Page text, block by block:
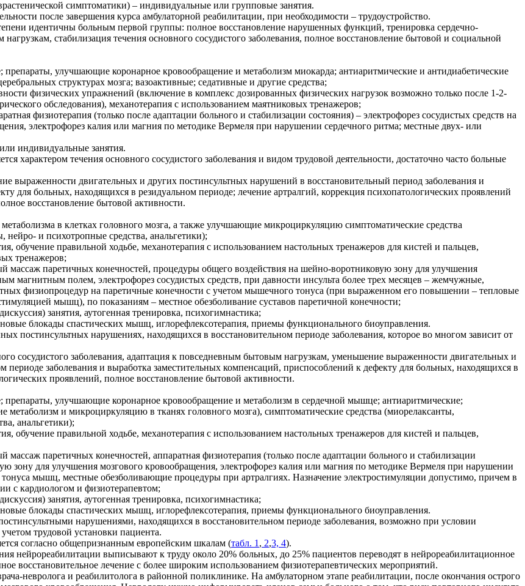
симптоматики) – индивидуальные или групповые занятия.
после завершения курса амбулаторной реабилитации, при необходимости – трудоустройство.
идентичны больным первой группы: полное восстановление нарушенных функций, тренировка сердечно-
стабилизация течения основного сосудистого заболевания, полное восстановление бытовой и социальной
препараты, улучшающие коронарное кровообращение и метаболизм миокарда; антиаритмические и антидиабетические
структурах мозга; вазоактивные; седативные и другие средства;
физических упражнений (включение в комплекс дозированных физических нагрузок возможно только после 1-2-
обследования), механотерапия с использованием маятниковых тренажеров;
физиотерапия (только после адаптации больного и стабилизации состояния) – электрофорез сосудистых средств на
электрофорез калия или магния по методике Вермеля при нарушении сердечного ритма; местные двух- или
индивидуальные занятия.
характером течения основного сосудистого заболевания и видом трудовой деятельности, достаточно часто больные
выраженности двигательных и других постинсультных нарушений в восстановительный период заболевания и
для больных, находящихся в резидуальном периоде; лечение артралгий, коррекция психопатологических проявлений
восстановление бытовой активности.
в клетках головного мозга, а также улучшающие микроциркуляцию симптоматические средства
и психотропные средства, анальгетики);
обучение правильной ходьбе, механотерапия с использованием настольных тренажеров для кистей и пальцев,
тренажеров;
массаж паретичных конечностей, процедуры общего воздействия на шейно-воротниковую зону для улучшения
магнитным полем, электрофорез сосудистых средств, при давности инсульта более трех месяцев – жемчужные,
физиопроцедур на паретичные конечности с учетом мышечного тонуса (при выраженном его повышении – тепловые
мышц), по показаниям – местное обезболивание суставов паретичной конечности;
занятия, аутогенная тренировка, психогимнастика;
блокады спастических мышц, иглорефлексотерапия, приемы функционального биоуправления.
постинсультных нарушениях, находящихся в восстановительном периоде заболевания, которое во многом зависит от
сосудистого заболевания, адаптация к повседневным бытовым нагрузкам, уменьшение выраженности двигательных и
заболевания и выработка заместительных компенсаций, приспособлений к дефекту для больных, находящихся в
проявлений, полное восстановление бытовой активности.
препараты, улучшающие коронарное кровообращение и метаболизм в сердечной мышце; антиаритмические;
и микроциркуляцию в тканях головного мозга), симптоматические средства (миорелаксанты,
анальгетики);
обучение правильной ходьбе, механотерапия с использованием настольных тренажеров для кистей и пальцев,
паретичных конечностей, аппаратная физиотерапия (только после адаптации больного и стабилизации
зону для улучшения мозгового кровообращения, электрофорез калия или магния по методике Вермеля при нарушении
мышц, местные обезболивающие процедуры при артралгиях. Назначение электростимуляции допустимо, причем в
с кардиологом и физиотерапевтом;
занятия, аутогенная тренировка, психогимнастика;
блокады спастических мышц, иглорефлексотерапия, приемы функционального биоуправления.
нарушениями, находящихся в восстановительном периоде заболевания, возможно при условии
трудовой установки пациента.
согласно общепризнанным европейским шкалам (табл. 1 , 2,3, 4).
нейрореабилитации выписывают к труду около 20% больных, до 25% пациентов переводят в нейрореабилитационное
восстановительное лечение с более широким использованием физиотерапевтических мероприятий.
невролога и реабилитолога в районной поликлинике. На амбулаторном этапе реабилитации, после окончания острого